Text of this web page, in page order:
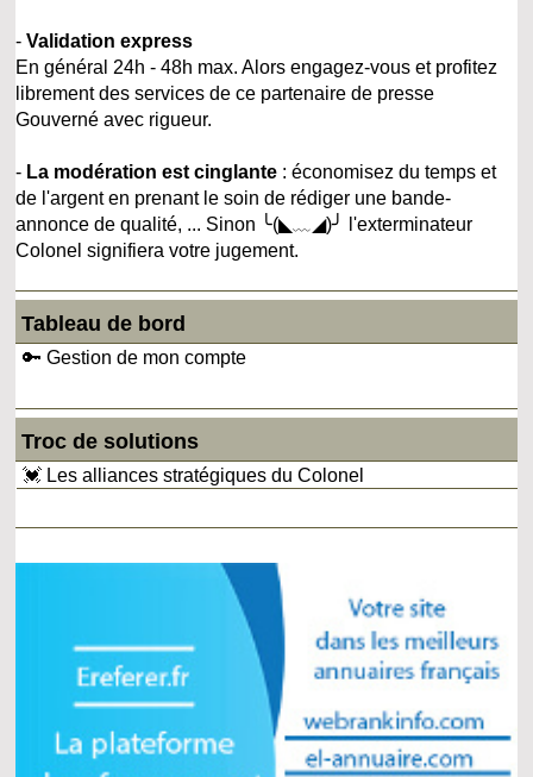
-Validation express
En général 24h - 48h max. Alors engagez-vous et profitez
librement des services de ce partenaire de presse
Gouverné avec rigueur.
- La modération est cinglante : économisez du temps et
de l'argent en prenant le soin de rédiger une bande-
annonce de qualité, ... Sinon ╰(◣﹏◢)╯ l'exterminateur
Colonel signifiera votre jugement.
Tableau de bord
🔑 Gestion de mon compte
Troc de solutions
💓 Les alliances stratégiques du Colonel